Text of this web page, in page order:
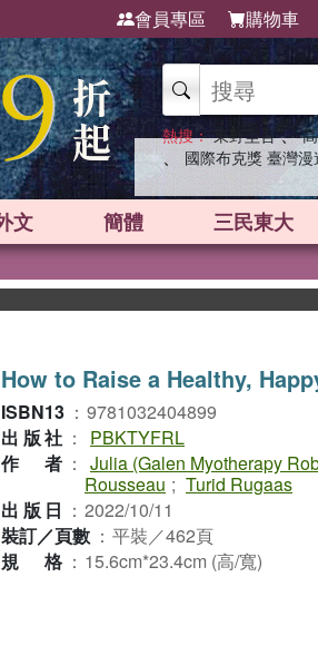
會員專區 購物車
熱搜： 東野圭吾 、
、 國際布克獎 臺灣漫
文 簡體 三民東大
英
How to Raise a Healthy,
ISBN13 ： 9781032404899
出版社 ：
PBKTYFRL
作者 ： Julia (Galen Myotherapy
Rousseau ; Turid Rugaas
出版日 ： 2022/10/11
裝訂／頁數 ： 平裝／462頁
規格 ： 15.6cm*23.4cm (高/寬)